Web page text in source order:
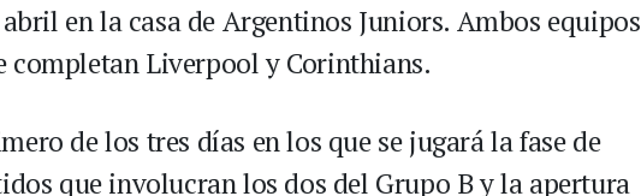
en la casa de Argentinos Juniors. Ambos equipos
completan Liverpool y Corinthians.
de los tres días en los que se jugará la fase de
que involucran los dos del Grupo B y la apertura